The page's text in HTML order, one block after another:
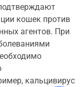
кошек против
агентов. При
кальцивирус